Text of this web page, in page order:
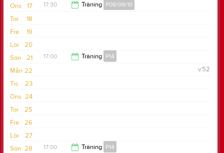
17
Ons 17:30 Träning P08/09/10
18
Tor
19
Fre
20
Lör
21
Sön 17:00 Träning P14
22
Mån
v.52
23
Tis
24
Ons
25
Tor
26
Fre
27
Lör
28
Sön 17:00 Träning P14